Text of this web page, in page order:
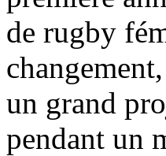
de rugby
un grand
pendant un